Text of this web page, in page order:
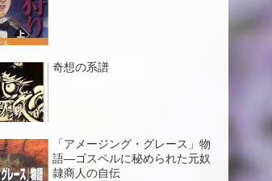
奇想の系譜
「アメージング・グレース」物
語―ゴスペルに秘められた元奴
隷商人の自伝